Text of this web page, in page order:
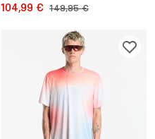
Cold Weather Performance
104,99 € 149,95 €